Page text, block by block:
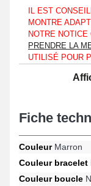
IL EST
MONTRE
NOTRE
PRENDRE LA
UTILISÉ POUR
BRACELET DE
CLASSIQUE
Le bracelet pour
montre affichant
strictement.
Parfait pour
endommagé, le
Fiche
CouleurMarron
Couleur bracelet
Couleur boucle